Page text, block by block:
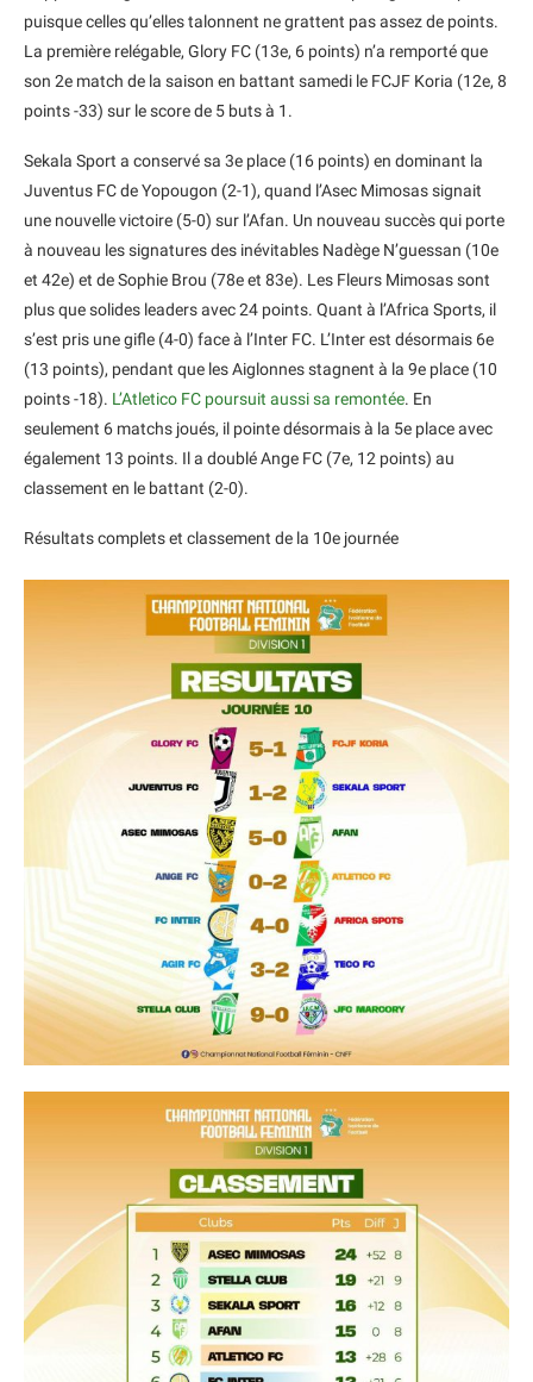
puisque celles qu’elles talonnent ne grattent pas assez de points.
La première relégable, Glory FC (13e, 6 points) n’a remporté que
son 2e match de la saison en battant samedi le FCJF Koria (12e, 8
points -33) sur le score de 5 buts à 1.
Sekala Sport a conservé sa 3e place (16 points) en dominant la
Juventus FC de Yopougon (2-1), quand l’Asec Mimosas signait
une nouvelle victoire (5-0) sur l’Afan. Un nouveau succès qui porte
à nouveau les signatures des inévitables Nadège N’guessan (10e
et 42e) et de Sophie Brou (78e et 83e). Les Fleurs Mimosas sont
plus que solides leaders avec 24 points. Quant à l’Africa Sports, il
s’est pris une gifle (4-0) face à l’Inter FC. L’Inter est désormais 6e
(13 points), pendant que les Aiglonnes stagnent à la 9e place (10
points -18). L’Atletico FC poursuit aussi sa remontée. En
seulement 6 matchs joués, il pointe désormais à la 5e place avec
également 13 points. Il a doublé Ange FC (7e, 12 points) au
classement en le battant (2-0).
Résultats complets et classement de la 10e journée